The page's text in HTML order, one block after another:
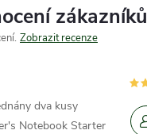
zákazníků
Zobrazit recenze
dva kusy
Notebook Starter